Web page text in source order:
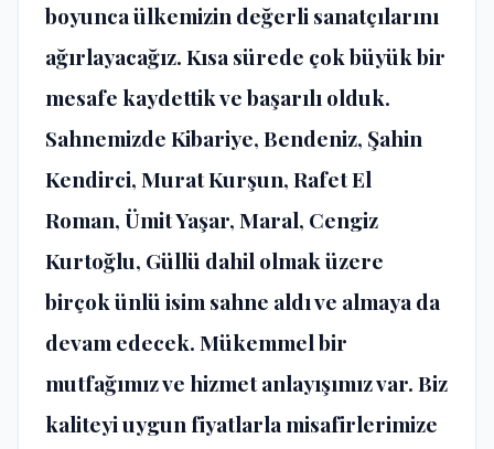
boyunca ülkemizin değerli sanatçılarını
ağırlayacağız. Kısa sürede çok büyük bir
mesafe kaydettik ve başarılı olduk.
Sahnemizde Kibariye, Bendeniz, Şahin
Kendirci, Murat Kurşun, Rafet El
Roman, Ümit Yaşar, Maral, Cengiz
Kurtoğlu, Güllü dahil olmak üzere
birçok ünlü isim sahne aldı ve almaya da
devam edecek. Mükemmel bir
mutfağımız ve hizmet anlayışımız var. Biz
kaliteyi uygun fiyatlarla misafirlerimize